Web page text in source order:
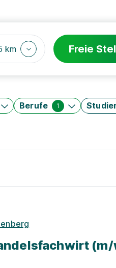
km Freie
Berufe 1